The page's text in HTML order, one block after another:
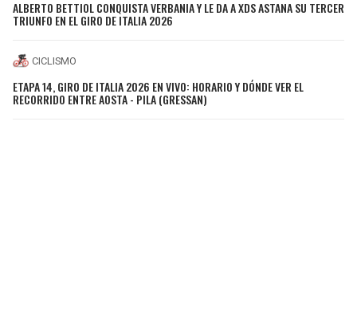
ALBERTO BETTIOL CONQUISTA VERBANIA Y LE DA A XDS ASTANA SU TERCER
TRIUNFO EN EL GIRO DE ITALIA 2026
CICLISMO
ETAPA 14, GIRO DE ITALIA 2026 EN VIVO: HORARIO Y DÓNDE VER EL
RECORRIDO ENTRE AOSTA - PILA (GRESSAN)